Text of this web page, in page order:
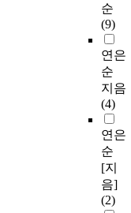
순
(9)
연은
순
지음
(4)
연은
순
[지
음]
(2)